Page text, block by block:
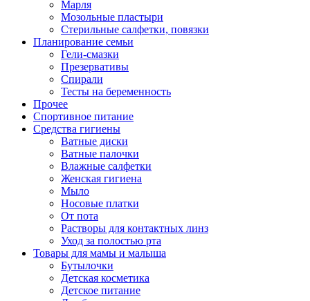
Марля
Мозольные пластыри
Стерильные салфетки, повязки
Планирование семьи
Гели-смазки
Презервативы
Спирали
Тесты на беременность
Прочее
Спортивное питание
Средства гигиены
Ватные диски
Ватные палочки
Влажные салфетки
Женская гигиена
Мыло
Носовые платки
От пота
Растворы для контактных линз
Уход за полостью рта
Товары для мамы и малыша
Бутылочки
Детская косметика
Детское питание